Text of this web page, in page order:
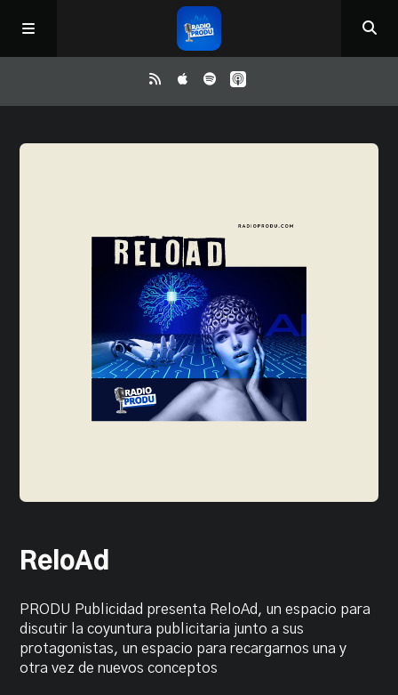
Contacto
ReloAd
PRODU Publicidad presenta ReloAd, un espacio para
discutir la coyuntura publicitaria junto a sus
protagonistas, un espacio para recargarnos una y
otra vez de nuevos conceptos